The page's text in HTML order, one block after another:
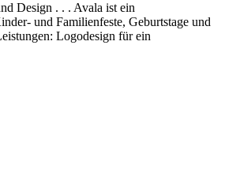
Design . . . Avala ist ein
und Familienfeste, Geburtstage und
Logodesign für ein